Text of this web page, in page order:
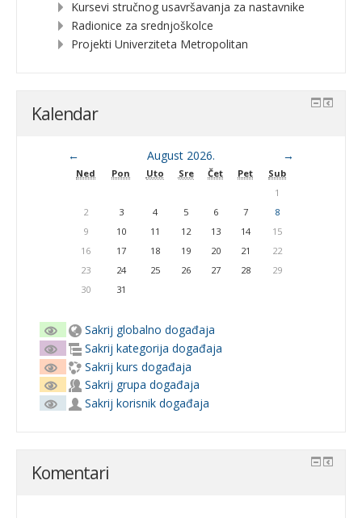
Kursevi stručnog usavršavanja za nastavnike
Radionice za srednjoškolce
Projekti Univerziteta Metropolitan
Kalendar
← August 2026. →
Ned Pon Uto Sre Čet Pet
Sub
1
2
3 4 5 6 7
8
9
10 11 12 13 14
15
16
17 18 19 20 21
22
23
24 25 26 27 28
29
30
31
Sakrij globalno događaja
Sakrij kategorija događaja
Sakrij kurs događaja
Sakrij grupa događaja
Sakrij korisnik događaja
Komentari